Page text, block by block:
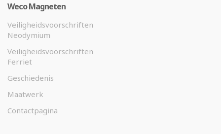
Weco Magneten
Veiligheidsvoorschriften
Neodymium
Veiligheidsvoorschriften
Ferriet
Geschiedenis
Maatwerk
Contactpagina